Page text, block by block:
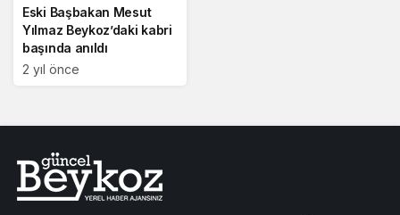
Eski Başbakan Mesut
Yılmaz Beykoz’daki kabri
başında anıldı
2 yıl önce